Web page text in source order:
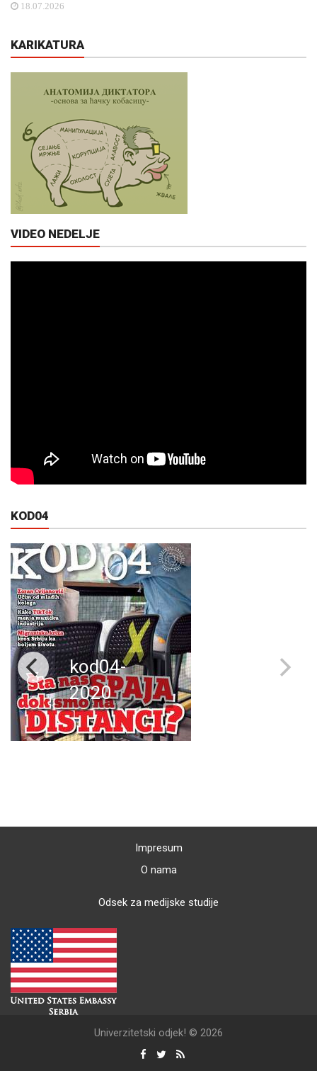
18.07.2026
KARIKATURA
VIDEO NEDELJE
KOD04
kod04-
2020
Impresum
O nama
Odsek za medijske studije
Univerzitetski odjek! © 2026